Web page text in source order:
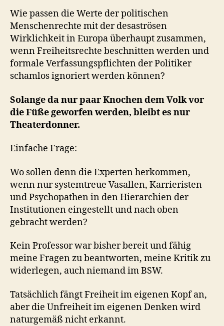
Wie passen die Werte der politischen
Menschenrechte mit der desaströsen
Wirklichkeit in Europa überhaupt zusammen,
wenn Freiheitsrechte beschnitten werden und
formale Verfassungspflichten der Politiker
schamlos ignoriert werden können?
Solange da nur paar Knochen dem Volk vor
die Füße geworfen werden, bleibt es nur
Theaterdonner.
Einfache Frage:
Wo sollen denn die Experten herkommen,
wenn nur systemtreue Vasallen, Karrieristen
und Psychopathen in den Hierarchien der
Institutionen eingestellt und nach oben
gebracht werden?
Kein Professor war bisher bereit und fähig
meine Fragen zu beantworten, meine Kritik zu
widerlegen, auch niemand im BSW.
Tatsächlich fängt Freiheit im eigenen Kopf an,
aber die Unfreiheit im eigenen Denken wird
naturgemäß nicht erkannt.